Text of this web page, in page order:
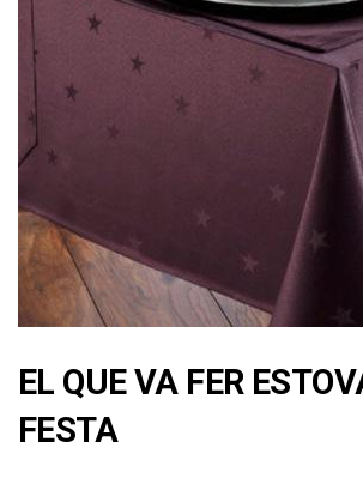
EL QUE VA FER
FESTA